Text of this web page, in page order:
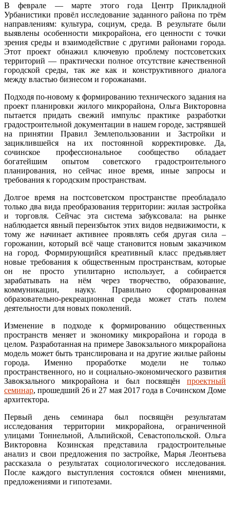
В феврале — марте этого года Центр Прикладной
Урбанистики провёл исследование заданного района по трём
направлениям: культура, социум, среда. В результате были
выявлены особенности микрорайона, его ценности с точки
зрения среды и взаимодействие с другими районами города.
Этот проект обнажил ключевую проблему постсоветских
территорий — практически полное отсутствие качественной
городской среды, так же как и конструктивного диалога
между властью бизнесом и горожанами.
Подходя по-новому к формированию технического задания на
проект планировки жилого микрорайона, Ольга Викторовна
пытается придать свежий импульс практике разработки
градостроительной документации в нашем городе, застрявшей
на принятии Правил Землепользовании и Застройки и
зациклившейся на их постоянной корректировке. Да,
сочинское профессиональное сообщество обладает
богатейшим опытом советского градостроительного
планирования, но сейчас иное время, иные запросы и
требования к городским пространствам.
Долгое время на постсоветском пространстве преобладало
только два вида преобразования территории: жилая застройка
и торговля. Сейчас эта система забуксовала: на рынке
наблюдается явный переизбыток этих видов недвижимости, к
тому же начинает активнее проявлять себя другая сила –
горожанин, который всё чаще становится новым заказчиком
на город. Формирующийся креативный класс предъявляет
новые требования к общественным пространствам, которые
он не просто утилитарно использует, а собирается
зарабатывать на нём через творчество, образование,
коммуникации, науку. Правильно сформированная
образовательно-рекреационная среда может стать полем
деятельности для новых поколений.
Изменение в подходе к формированию общественных
пространств меняет и экономику микрорайона и города в
целом. Разработанная на примере Завокзального микрорайона
модель может быть транслирована и на другие жилые районы
города. Именно проработке модели не только
пространственного, но и социально-экономического развития
Завокзального микрорайона и был посвящён проектный
семинар, прошедший 26 и 27 мая 2017 года в Сочинском Доме
архитектора.
Первый день семинара был посвящён результатам
исследования территории микрорайона, ограниченной
улицами Тоннельной, Альпийской, Севастопольской. Ольга
Викторовна Козинская представила градостроительные
анализ и свои предложения по застройке, Марья Леонтьева
рассказала о результатах социологического исследования.
После каждого выступления состоялся обмен мнениями,
предложениями и гипотезами.